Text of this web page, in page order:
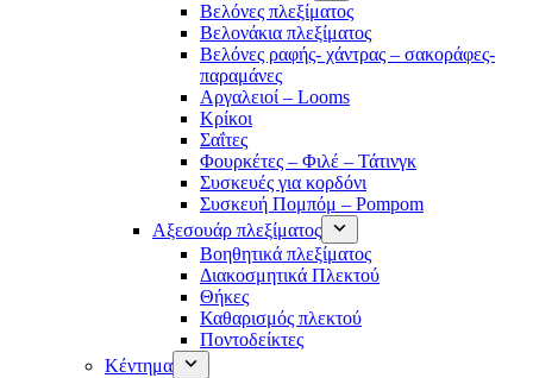
Βελόνες πλεξίματος
Βελονάκια πλεξίματος
Βελόνες ραφής- χάντρας – σακοράφες-
παραμάνες
Αργαλειοί – Looms
Κρίκοι
Σαΐτες
Φουρκέτες – Φιλέ – Τάτινγκ
Συσκευές για κορδόνι
Συσκευή Πομπόμ – Pompom
Αξεσουάρ πλεξίματος
Βοηθητικά πλεξίματος
Διακοσμητικά Πλεκτού
Θήκες
Καθαρισμός πλεκτού
Ποντοδείκτες
Κέντημα